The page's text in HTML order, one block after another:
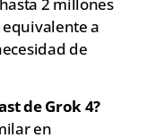
a
de
de Grok 4?
en